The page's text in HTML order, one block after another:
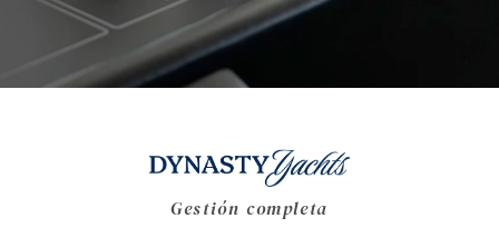
Gestión completa